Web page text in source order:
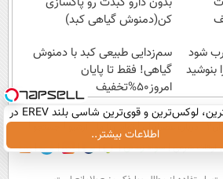
ایران شد
رونماییکن(دمنوش گیاهی کبد)
شود
سم‌زدایی طبیعی کبد با دمنوش
گیاهی! فقط تا پایان
امروز50%تخفیف
بزرگترین، لوکس‌ترین و قوی‌ترین شاسی بلند EREV در
در ایران رونمایی شد
اطلاعات بیشتر..درباره عصرایران تماس با ما
اوقات شرعی سواد زندگی